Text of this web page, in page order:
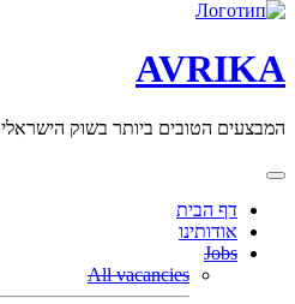
AVRIKA
המבצעים הטובים ביותר בשוק הישראלי
דף הבית
אודותינו
Jobs
All vacancies